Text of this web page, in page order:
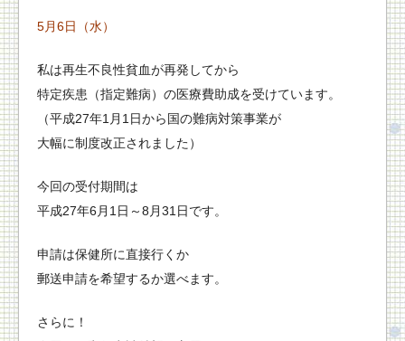
5月6日（水）
私は再生不良性貧血が再発してから
特定疾患（指定難病）の医療費助成を受けています。
（平成27年1月1日から国の難病対策事業が
大幅に制度改正されました）
今回の受付期間は
平成27年6月1日～8月31日です。
申請は保健所に直接行くか
郵送申請を希望するか選べます。
さらに！